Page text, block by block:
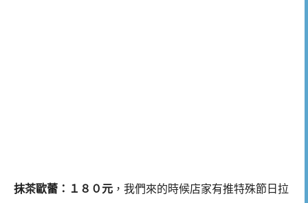
抹茶歐蕾：１８０元 ，我們來的時候店家有推特殊節日拉